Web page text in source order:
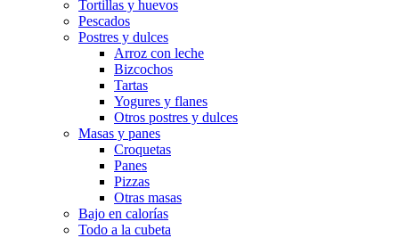
Tortillas y huevos
Pescados
Postres y dulces
Arroz con leche
Bizcochos
Tartas
Yogures y flanes
Otros postres y dulces
Masas y panes
Croquetas
Panes
Pizzas
Otras masas
Bajo en calorías
Todo a la cubeta